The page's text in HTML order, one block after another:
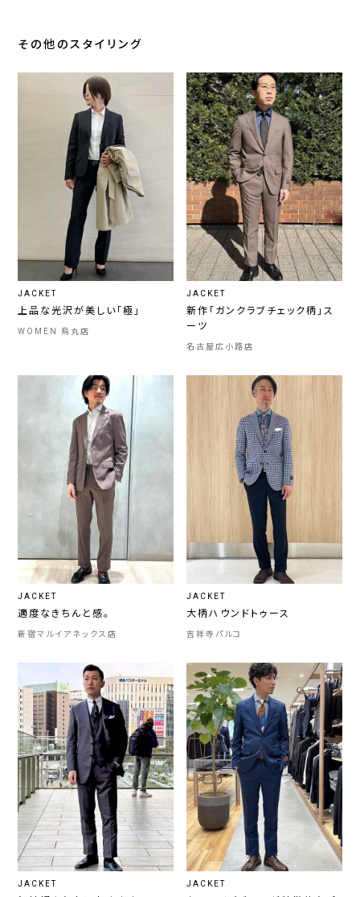
その他のスタイリング
JACKET
上品な光沢が美しい「極」
WOMEN 烏丸店
JACKET
新作「ガンクラブチェック柄」ス
ーツ
名古屋広小路店
JACKET
適度なきちんと感。
新宿マルイアネックス店
JACKET
大柄ハウンドトゥース
吉祥寺パルコ
JACKET JACKET